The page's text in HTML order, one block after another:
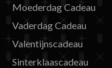
Moederdag Cadeau
Vaderdag Cadeau
Valentijnscadeau
Sinterklaascadeau